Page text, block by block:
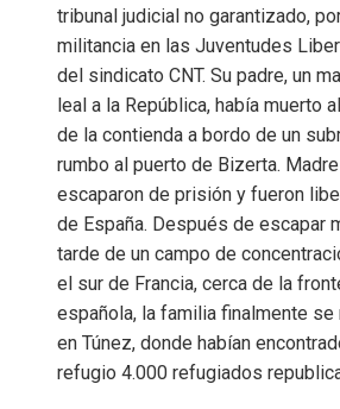
tribunal judicial no garantizado,
militancia en las Juventudes
del sindicato CNT. Su padre, un
leal a la República, había muerto
de la contienda a bordo de un
rumbo al puerto de Bizerta.
escaparon de prisión y fueron
de España. Después de escapar
tarde de un campo de
el sur de Francia, cerca de la
española, la familia finalmente se
en Túnez, donde habían
refugio 4.000 refugiados